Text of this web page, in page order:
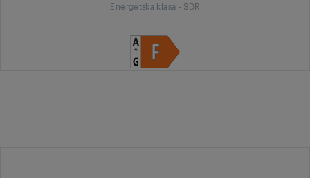
Energetska klasa - SDR